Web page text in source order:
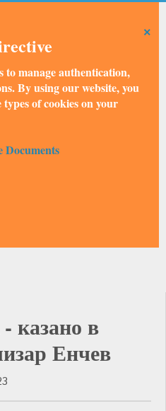
×
to manage authentication,
By using our website, you
types of cookies on your
Documents
казано в
Енчев